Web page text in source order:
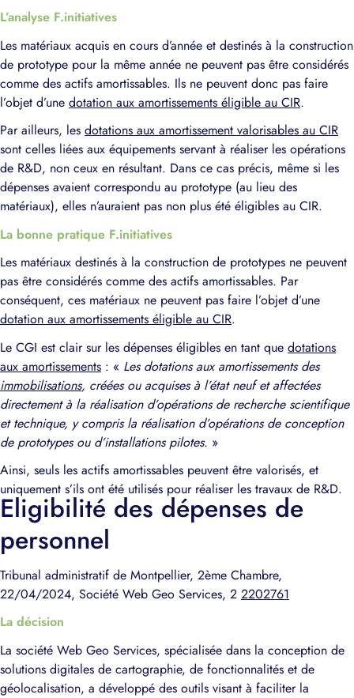
L’analyse F.initiatives
Les matériaux acquis en cours d’année et destinés à la construction
de prototype pour la même année ne peuvent pas être considérés
comme des actifs amortissables. Ils ne peuvent donc pas faire
l’objet d’une dotation aux amortissements éligible au CIR.
Par ailleurs, les dotations aux amortissement valorisables au CIR
sont celles liées aux équipements servant à réaliser les opérations
de R&D, non ceux en résultant. Dans ce cas précis, même si les
dépenses avaient correspondu au prototype (au lieu des
matériaux), elles n’auraient pas non plus été éligibles au CIR.
La bonne pratique F.initiatives
Les matériaux destinés à la construction de prototypes ne peuvent
pas être considérés comme des actifs amortissables. Par
conséquent, ces matériaux ne peuvent pas faire l’objet d’une
dotation aux amortissements éligible au CIR.
Le CGI est clair sur les dépenses éligibles en tant que dotations
aux amortissements : « Les dotations aux amortissements des
immobilisations, créées ou acquises à l’état neuf et affectées
directement à la réalisation d’opérations de recherche scientifique
et technique, y compris la réalisation d’opérations de conception
de prototypes ou d’installations pilotes. »
Ainsi, seuls les actifs amortissables peuvent être valorisés, et
uniquement s’ils ont été utilisés pour réaliser les travaux de R&D.
Eligibilité des dépenses de
personnel
Tribunal administratif de Montpellier, 2ème Chambre,
22/04/2024, Société Web Geo Services, 2 2202761
La décision
La société Web Geo Services, spécialisée dans la conception de
solutions digitales de cartographie, de fonctionnalités et de
géolocalisation, a développé des outils visant à faciliter la